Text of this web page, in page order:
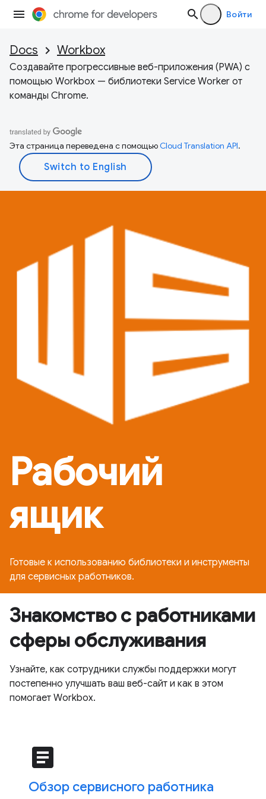
Войти
Docs Workbox
Создавайте прогрессивные веб-приложения (PWA) с
помощью Workbox — библиотеки Service Worker от
команды Chrome.
Эта страница переведена с помощьюCloud Translation API.
Рабочий
ящик
Готовые к использованию библиотеки и инструменты
для сервисных работников.
Знакомство с работниками
сферы обслуживания
Узнайте, как сотрудники службы поддержки могут
постепенно улучшать ваш веб-сайт и как в этом
помогает Workbox.
article
Обзор сервисного работника